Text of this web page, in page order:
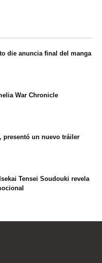
die anuncia final del manga
War Chronicle
presentó un nuevo tráiler
Tensei Soudouki revela